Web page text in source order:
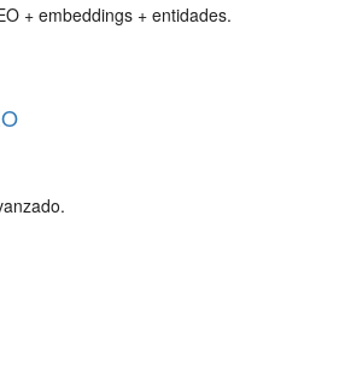
+ embeddings + entidades.